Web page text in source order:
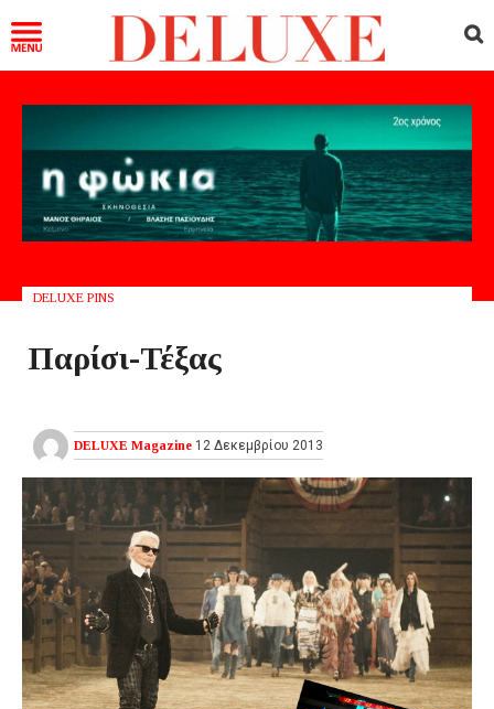
DELUXE PINS
Παρίσι-Τέξας
DELUXE Magazine 12 Δεκεμβρίου 2013